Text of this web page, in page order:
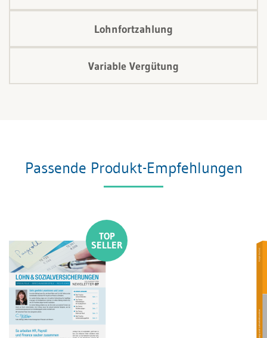
Lohnfortzahlung
Variable Vergütung
Passende Produkt-Empfehlungen